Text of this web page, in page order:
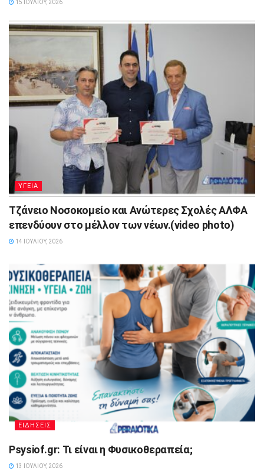
15 ΙΟΥΛΊΟΥ, 2026
ΥΓΕΙΑ
Τζάνειο Νοσοκομείο και Ανώτερες Σχολές ΑΛΦΑ
επενδύουν στο μέλλον των νέων.(video photo)
14 ΙΟΥΛΊΟΥ, 2026
ΕΙΔΗΣΕΙΣ
Psysiof.gr: Τι είναι η Φυσικοθεραπεία;
13 ΙΟΥΛΊΟΥ, 2026